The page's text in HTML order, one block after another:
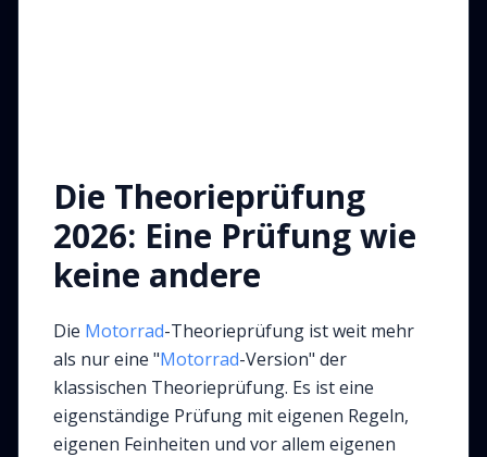
Die Theorieprüfung
2026: Eine Prüfung wie
keine andere
Die Motorrad-Theorieprüfung ist weit mehr
als nur eine "Motorrad-Version" der
klassischen Theorieprüfung. Es ist eine
eigenständige Prüfung mit eigenen Regeln,
eigenen Feinheiten und vor allem eigenen